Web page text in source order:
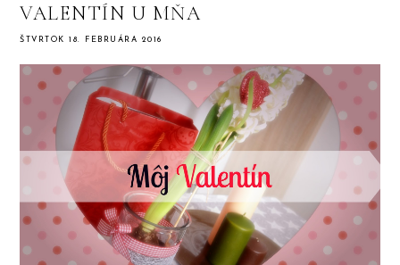
VALENTÍN U MŇA
ŠTVRTOK 18. FEBRUÁRA 2016